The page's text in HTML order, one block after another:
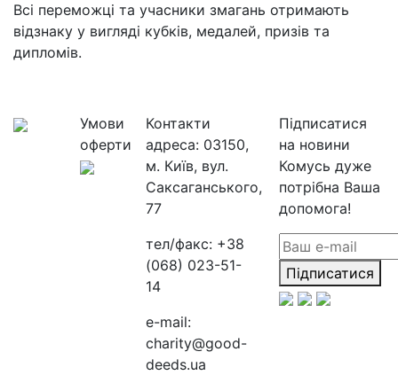
Всі переможці та учасники змагань отримають
відзнаку у вигляді кубків, медалей, призів та
дипломів.
Умови
оферти
Контакти
адреса: 03150,
м. Київ, вул.
Саксаганського,
77
тел/факс: +38
(068) 023-51-
14
e-mail:
charity@good-
deeds.ua
Підписатися
на новини
Комусь дуже
потрібна Ваша
допомога!
Підписатися